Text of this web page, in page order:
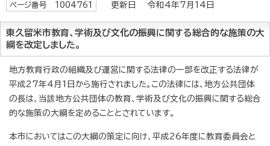
ページ番号 1004761 更新日 令和4年7月14日
東久留米市教育、学術及び文化の振興に関する総合的な施策の大
綱を改定しました。
地方教育行政の組織及び運営に関する法律の一部を改正する法律が
平成27年4月1日から施行されました。この法律には、地方公共団体
の長は、当該地方公共団体の教育、学術及び文化の振興に関する総合
的な施策の大綱を定めることとされています。
本市においてはこの大綱の策定に向け、平成26年度に教育委員会と